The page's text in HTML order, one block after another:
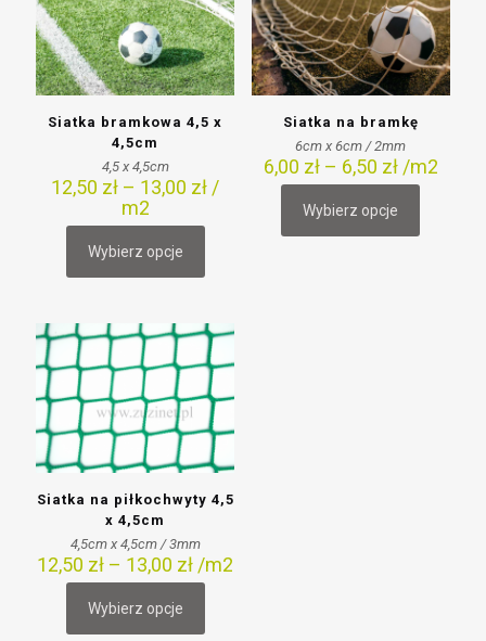
Siatka bramkowa 4,5 x
4,5cm
4,5 x 4,5cm
12,50 zł – 13,00 zł /
m2
Wybierz opcje
produkt
wiele
wariantów.
Opcje
można
wybrać
na
stronie
produktu
Siatka na bramkę
6cm x 6cm / 2mm
6,00 zł– 6,50 zł/m2
Wybierz opcje
produkt
Siatka na piłkochwyty 4,5
x 4,5cm
4,5cm x 4,5cm / 3mm
12,50 zł – 13,00 zł /m2
Wybierz opcje
produkt